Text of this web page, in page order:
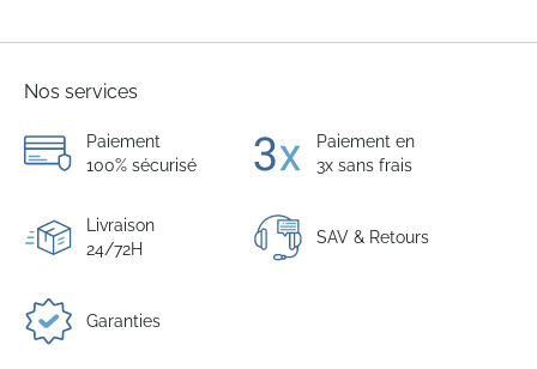
Nos services
Paiement
100% sécurisé
Paiement en
3x sans frais
Livraison
24/72H
SAV & Retours
Garanties